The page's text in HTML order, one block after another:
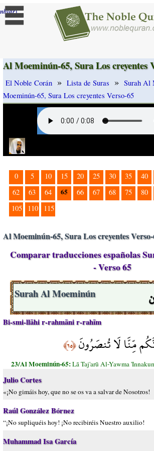
]
Al Moeminún-65, Sura Los creyentes
El Noble Corán » Lista de Suras » Surah Al
Moeminún-65, Sura Los creyentes Verso-65
0 5 10 15 20 25 30 35 40
62
63 64 65 66 67 68 75 80
105
110 115
Al Moeminún-65, Sura Los creyentes
Comparar traducciones españolas
- Verso 65
Surah Al Moeminún
Bi-smi-llāhi r-rahmāni r-rahīm
مِّنَّا لَا تُنصَرُونَ﴿٦٥﴾
23/Al Moeminún-65:Lā Taj'arū Al-Yawma
Julio Cortes
«¡No gimáis hoy, que no se os va a salvar de Nosotros!
Raúl González Bórnez
“¡No supliquéis hoy! ¡No recibiréis Nuestro auxilio!
Muhammad Isa García